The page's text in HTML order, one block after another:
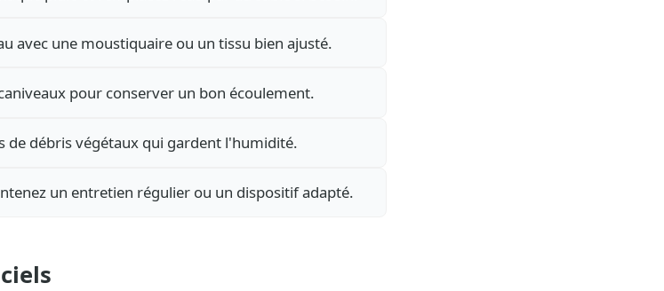
avec une moustiquaire ou un tissu bien ajusté.
pour conserver un bon écoulement.
de débris végétaux qui gardent l'humidité.
un entretien régulier ou un dispositif adapté.